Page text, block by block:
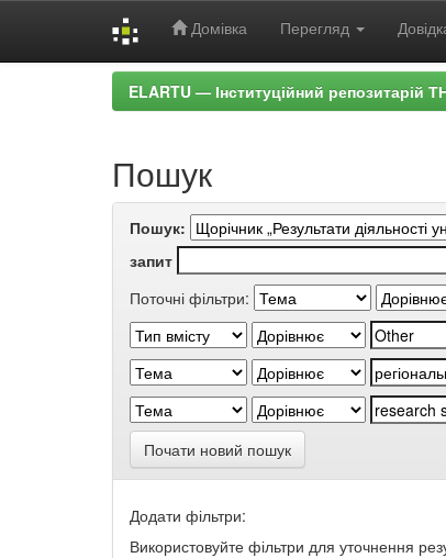
Домівка Перегляд
ELARTU — Інституційний репозитарій
Пошук
Пошук:
запит
Поточні фільтри:
Почати новий пошук
Додати фільтри:
Використовуйте фільтри для уточнення